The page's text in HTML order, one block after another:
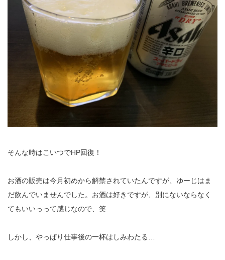
そんな時はこいつでHP回復！
お酒の販売は今月初めから解禁されていたんですが、ゆーじはま
だ飲んでいませんでした。お酒は好きですが、別にないならなく
てもいいっって感じなので、笑
しかし、やっぱり仕事後の一杯はしみわたる…